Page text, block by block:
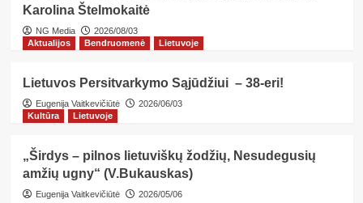
Karolina Štelmokaitė
NG Media
2026/08/03
Aktualijos
Bendruomenė Lietuvoje
Lietuvos Persitvarkymo Sąjūdžiui – 38-eri!
Eugenija Vaitkevičiūtė
2026/06/03
Kultūra
Lietuvoje
„Širdys – pilnos lietuviškų žodžių, Nesudegusių
amžių ugny“ (V.Bukauskas)
Eugenija Vaitkevičiūtė 2026/05/06